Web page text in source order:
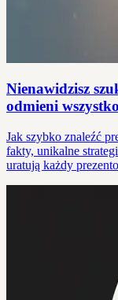
Nienawidzisz
odmieni wszystko
Jak szybko znaleźć
fakty, unikalne
uratują każdy